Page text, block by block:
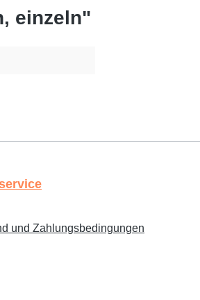
einzeln"
und Zahlungsbedingungen